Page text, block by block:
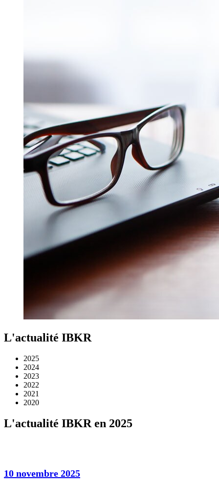
L'actualité IBKR
2025
2024
2023
2022
2021
2020
L'actualité IBKR en 2025
10 novembre 2025